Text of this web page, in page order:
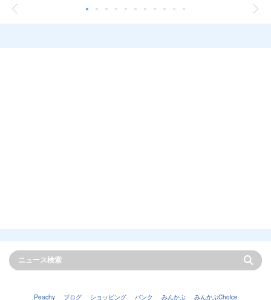
Peachy ブログ ショッピング バンク みんかぶ みんかぶChoice